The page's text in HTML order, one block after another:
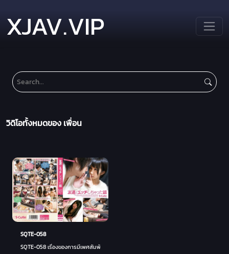
XJAV.VIP
วิดิโอทั้งหมดของ เพื่อน
SQTE-058
SQTE-058 เรื่องของการมีเพศสัมพันธ์กับเพื่อน - ชิอินะ ฮิคารุ